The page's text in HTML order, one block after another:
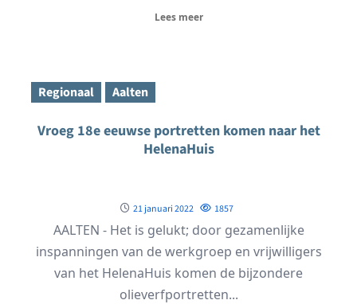
Lees meer
Regionaal Aalten
Vroeg 18e eeuwse portretten komen naar het
HelenaHuis
21 januari 2022 1857
AALTEN - Het is gelukt; door gezamenlijke
inspanningen van de werkgroep en vrijwilligers
van het HelenaHuis komen de bijzondere
olieverfportretten...